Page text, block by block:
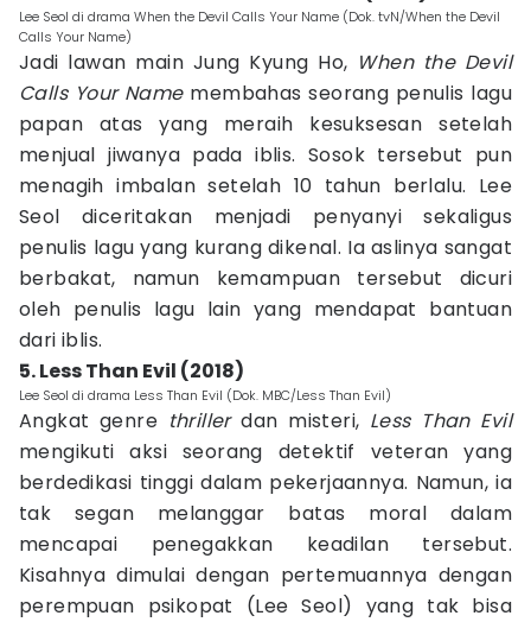
Lee Seol di drama When the Devil Calls Your Name (Dok. tvN/When the Devil
Calls Your Name)
Jadi lawan main Jung Kyung Ho, When the Devil
Calls Your Namemembahas seorang penulis lagu
papan atas yang meraih kesuksesan setelah
menjual jiwanya pada iblis. Sosok tersebut pun
menagih imbalan setelah 10 tahun berlalu. Lee
Seol diceritakan menjadi penyanyi sekaligus
penulis lagu yang kurang dikenal. Ia aslinya sangat
berbakat, namun kemampuan tersebut dicuri
oleh penulis lagu lain yang mendapat bantuan
dari iblis.
5. Less Than Evil (2018)
Lee Seol di drama Less Than Evil (Dok. MBC/Less Than Evil)
Angkat genre thrillerdan misteri, Less Than Evil
mengikuti aksi seorang detektif veteran yang
berdedikasi tinggi dalam pekerjaannya. Namun, ia
tak segan melanggar batas moral dalam
mencapai penegakkan keadilan tersebut.
Kisahnya dimulai dengan pertemuannya dengan
perempuan psikopat (Lee Seol) yang tak bisa